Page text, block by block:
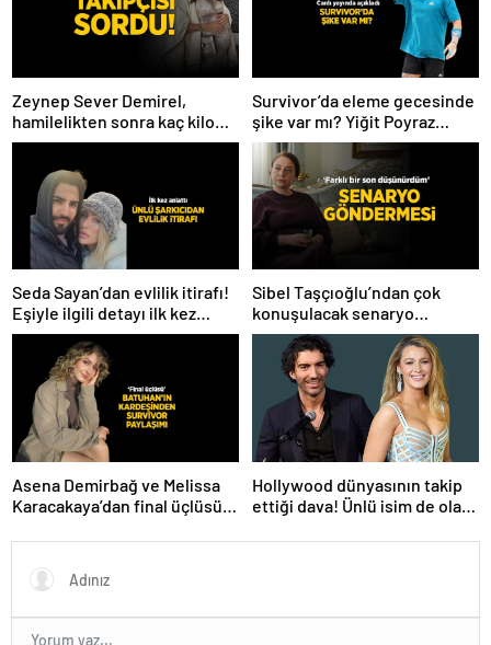
Zeynep Sever Demirel,
hamilelikten sonra kaç kilo
verdiğini açıkladı! ‘Yaza kadar
Survivor’da eleme gecesinde
şike var mı? Yiğit Poyraz
düelloda Volkan’la
yaşananları ilk kez anlattı!
Seda Sayan’dan evlilik itirafı!
Eşiyle ilgili detayı ilk kez
anlattı
Sibel Taşçıoğlu’ndan çok
konuşulacak senaryo
göndermesi! ‘Farklı bir son
düşünürdüm’
Asena Demirbağ ve Melissa
Karacakaya’dan final üçlüsü
Hollywood dünyasının takip
ettiği dava! Ünlü isim de olaya